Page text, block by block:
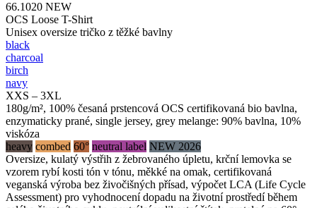
66.1020 NEW
OCS Loose T-Shirt
Unisex oversize tričko z těžké bavlny
black
charcoal
birch
navy
XXS – 3XL
180g/m², 100% česaná prstencová OCS certifikovaná bio bavlna,
enzymaticky prané, single jersey, grey melange: 90% bavlna, 10%
viskóza
heavy combed 60° neutral label NEW 2026
Oversize, kulatý výstřih z žebrovaného úpletu, krční lemovka se
vzorem rybí kosti tón v tónu, měkké na omak, certifikovaná
veganská výroba bez živočišných přísad, výpočet LCA (Life Cycle
Assessment) pro vyhodnocení dopadu na životní prostředí během